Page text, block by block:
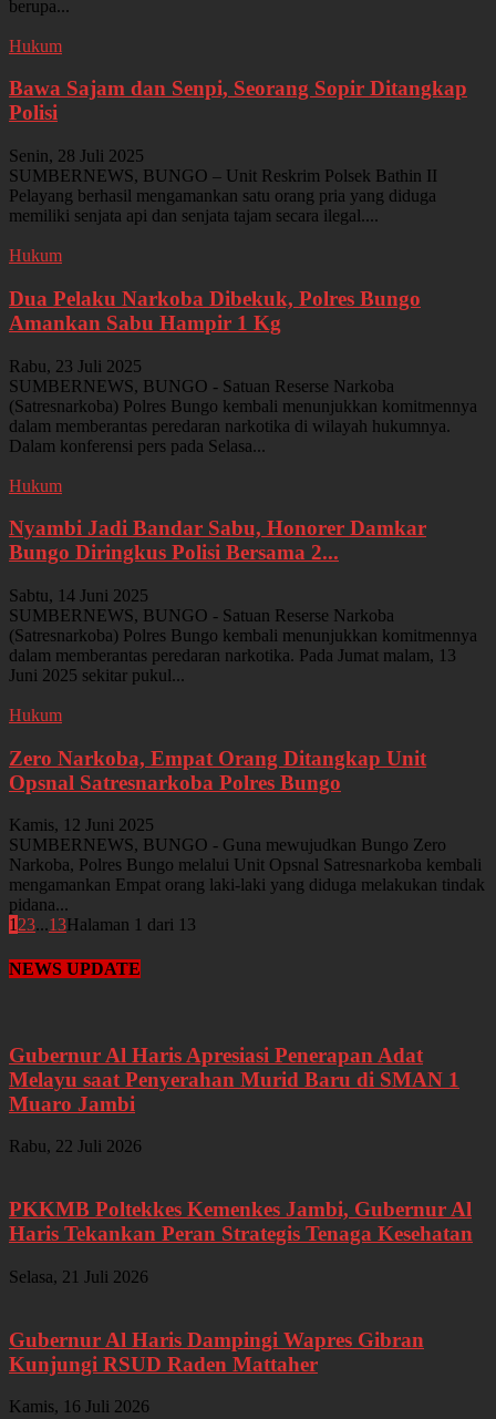
berupa...
Hukum
Bawa Sajam dan Senpi, Seorang Sopir Ditangkap
Polisi
Senin, 28 Juli 2025
SUMBERNEWS, BUNGO – Unit Reskrim Polsek Bathin II
Pelayang berhasil mengamankan satu orang pria yang diduga
memiliki senjata api dan senjata tajam secara ilegal....
Hukum
Dua Pelaku Narkoba Dibekuk, Polres Bungo
Amankan Sabu Hampir 1 Kg
Rabu, 23 Juli 2025
SUMBERNEWS, BUNGO - Satuan Reserse Narkoba
(Satresnarkoba) Polres Bungo kembali menunjukkan komitmennya
dalam memberantas peredaran narkotika di wilayah hukumnya.
Dalam konferensi pers pada Selasa...
Hukum
Nyambi Jadi Bandar Sabu, Honorer Damkar
Bungo Diringkus Polisi Bersama 2...
Sabtu, 14 Juni 2025
SUMBERNEWS, BUNGO - Satuan Reserse Narkoba
(Satresnarkoba) Polres Bungo kembali menunjukkan komitmennya
dalam memberantas peredaran narkotika. Pada Jumat malam, 13
Juni 2025 sekitar pukul...
Hukum
Zero Narkoba, Empat Orang Ditangkap Unit
Opsnal Satresnarkoba Polres Bungo
Kamis, 12 Juni 2025
SUMBERNEWS, BUNGO - Guna mewujudkan Bungo Zero
Narkoba, Polres Bungo melalui Unit Opsnal Satresnarkoba kembali
mengamankan Empat orang laki-laki yang diduga melakukan tindak
pidana...
123...13Halaman 1 dari 13
NEWS UPDATE
Gubernur Al Haris Apresiasi Penerapan Adat
Melayu saat Penyerahan Murid Baru di SMAN 1
Muaro Jambi
Rabu, 22 Juli 2026
PKKMB Poltekkes Kemenkes Jambi, Gubernur Al
Haris Tekankan Peran Strategis Tenaga Kesehatan
Selasa, 21 Juli 2026
Gubernur Al Haris Dampingi Wapres Gibran
Kunjungi RSUD Raden Mattaher
Kamis, 16 Juli 2026